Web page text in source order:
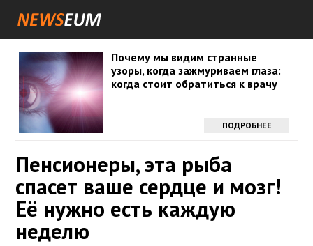
Почему мы видим странные
узоры, когда зажмуриваем глаза:
когда стоит обратиться к врачу
ПОДРОБНЕЕ
Пенсионеры, эта рыба
спасет ваше сердце и мозг!
Её нужно есть каждую
неделю